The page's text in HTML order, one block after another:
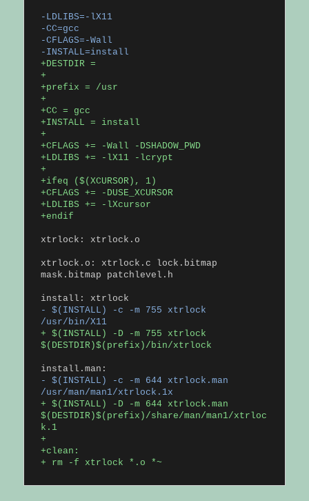
-LDLIBS=-lX11
-CC=gcc
-CFLAGS=-Wall
-INSTALL=install
+DESTDIR =
+
+prefix = /usr
+
+CC = gcc
+INSTALL = install
+
+CFLAGS += -Wall -DSHADOW_PWD
+LDLIBS += -lX11 -lcrypt
+
+ifeq ($(XCURSOR), 1)
+CFLAGS += -DUSE_XCURSOR
+LDLIBS += -lXcursor
+endif
xtrlock: xtrlock.o
xtrlock.o: xtrlock.c lock.bitmap
mask.bitmap patchlevel.h
- $(INSTALL) -c -m 755 xtrlock
/usr/bin/X11
+ $(INSTALL) -D -m 755 xtrlock
$(DESTDIR)$(prefix)/bin/xtrlock
- $(INSTALL) -c -m 644 xtrlock.man
/usr/man/man1/xtrlock.1x
+ $(INSTALL) -D -m 644 xtrlock.man
$(DESTDIR)$(prefix)/share/man/man1/xtrloc
k.1
+
+clean:
+ rm -f xtrlock *.o *~